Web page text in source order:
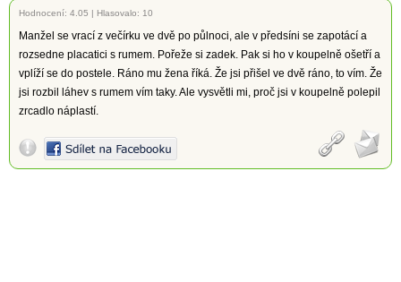
Hodnocení: 4.05 | Hlasovalo: 10
Manžel se vrací z večírku ve dvě po půlnoci, ale v předsíni se zapotácí a
rozsedne placatici s rumem. Pořeže si zadek. Pak si ho v koupelně ošetří a
vplíží se do postele. Ráno mu žena říká. Že jsi přišel ve dvě ráno, to vím. Že
jsi rozbil láhev s rumem vím taky. Ale vysvětli mi, proč jsi v koupelně polepil
zrcadlo náplastí.